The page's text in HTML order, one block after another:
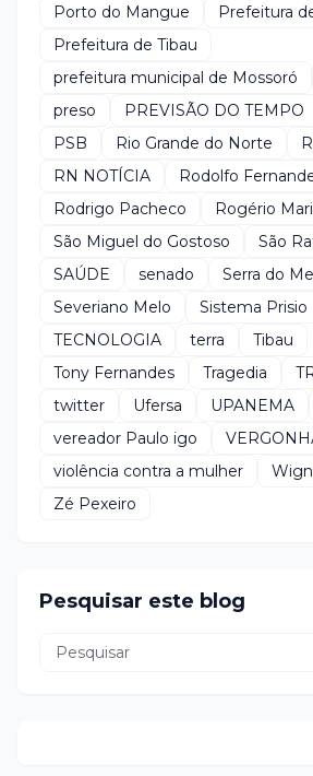
Porto do Mangue
Prefeitura
Prefeitura de Tibau
prefeitura municipal de Mossoró
preso
PREVISÃO DO TEMPO
PSB
Rio Grande do Norte
RN NOTÍCIA
Rodolfo
Rodrigo Pacheco
Rogério
São Miguel do Gostoso
São
SAÚDE
senado
Serra do
Severiano Melo
Sistema Prisio
TECNOLOGIA
terra
Tibau
Tony Fernandes
Tragedia
twitter
Ufersa UPANEMA
vereador Paulo igo
violência contra a mulher
Zé Pexeiro
Pesquisar este blog